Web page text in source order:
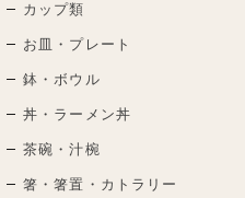
カップ類
お皿・プレート
鉢・ボウル
丼・ラーメン丼
茶碗・汁椀
箸・箸置・カトラリー